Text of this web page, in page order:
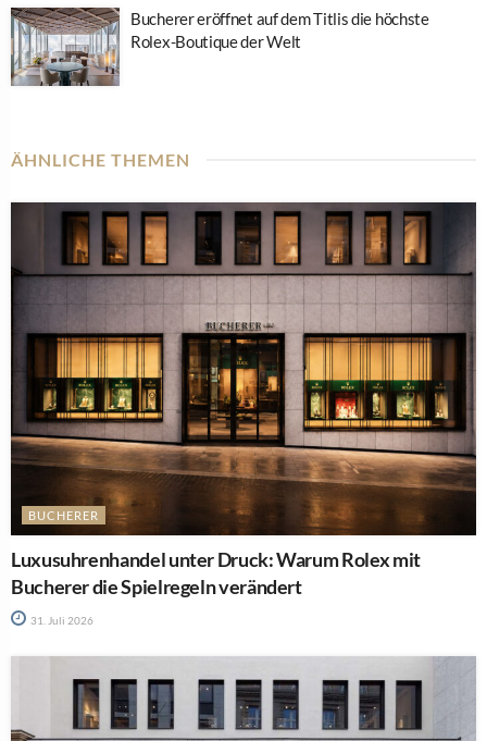
Bucherer eröffnet auf dem Titlis die höchste
Rolex-Boutique der Welt
ÄHNLICHE THEMEN
BUCHERER
Luxusuhrenhandel unter Druck: Warum Rolex mit
Bucherer die Spielregeln verändert
31. Juli 2026